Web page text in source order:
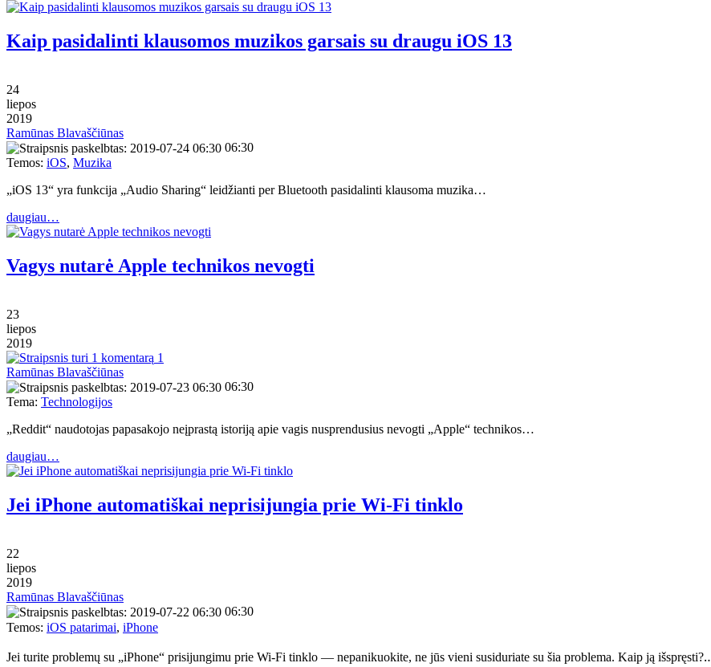
Kaip pasidalinti klausomos muzikos garsais su draugu iOS 13
24
liepos
2019
Ramūnas Blavaščiūnas
06:30
Temos: iOS, Muzika
„iOS 13“ yra funkcija „Audio Sharing“ leidžianti per Bluetooth pasidalinti klausoma muzika…
daugiau…
Vagys nutarė Apple technikos nevogti
23
liepos
2019
1
Ramūnas Blavaščiūnas
06:30
Tema: Technologijos
„Reddit“ naudotojas papasakojo neįprastą istoriją apie vagis nusprendusius nevogti „Apple“ technikos…
daugiau…
Jei iPhone automatiškai neprisijungia prie Wi-Fi tinklo
22
liepos
2019
Ramūnas Blavaščiūnas
06:30
Temos: iOS patarimai, iPhone
Jei turite problemų su „iPhone“ prisijungimu prie Wi-Fi tinklo — nepanikuokite, ne jūs vieni susiduriate su šia problema. Kaip ją išspręsti?‥